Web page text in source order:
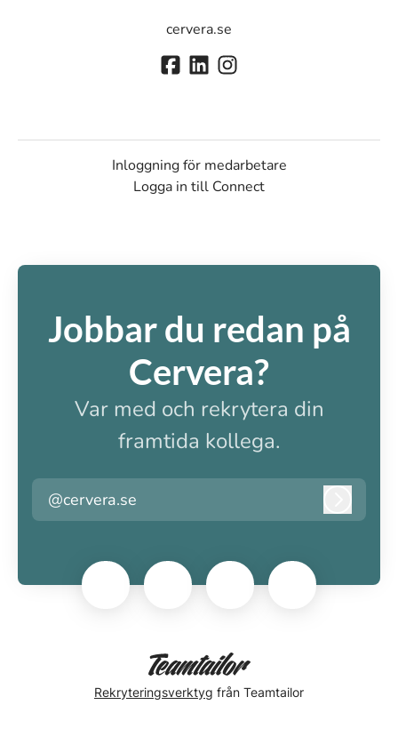
cervera.se
Inloggning för medarbetare
Logga in till Connect
Jobbar du redan på
Cervera?
Var med och rekrytera din
framtida kollega.
@cervera.se
Rekryteringsverktyg från Teamtailor